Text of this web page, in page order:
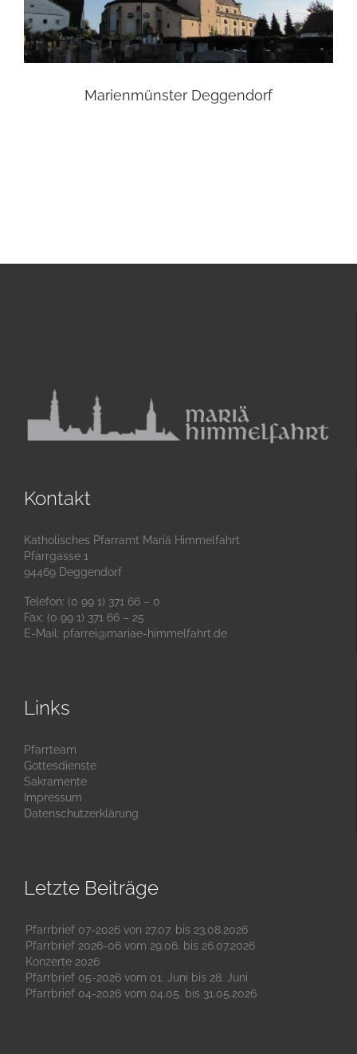
Marienmünster Deggendorf
Kontakt
Katholisches Pfarramt Mariä Himmelfahrt
Pfarrgasse 1
94469 Deggendorf
Telefon: (0 99 1) 371 66 – 0
Fax: (0 99 1) 371 66 – 25
E-Mail: pfarrei@mariae-himmelfahrt.de
Links
Pfarrteam
Gottesdienste
Sakramente
Impressum
Datenschutzerklärung
Letzte Beiträge
Pfarrbrief 07-2026 von 27.07. bis 23.08.2026
Pfarrbrief 2026-06 vom 29.06. bis 26.07.2026
Konzerte 2026
Pfarrbrief 05-2026 vom 01. Juni bis 28. Juni
Pfarrbrief 04-2026 vom 04.05. bis 31.05.2026